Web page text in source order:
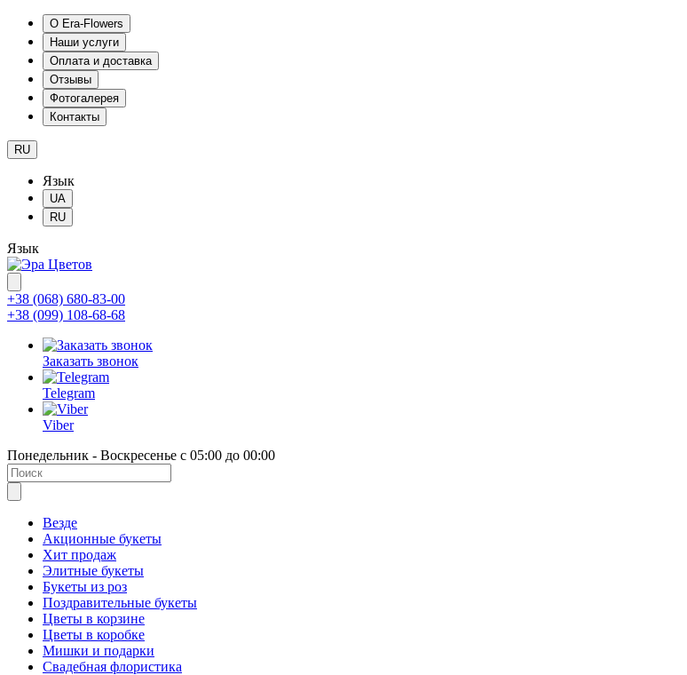
О Era-Flowers
Наши услуги
Оплата и доставка
Отзывы
Фотогалерея
Контакты
RU
Язык
UA
RU
Язык
+38 (068) 680-83-00
+38 (099) 108-68-68
Заказать звонок
Telegram
Viber
Понедельник - Воскресенье с 05:00 до 00:00
Везде
Акционные букеты
Хит продаж
Элитные букеты
Букеты из роз
Поздравительные букеты
Цветы в корзине
Цветы в коробке
Мишки и подарки
Свадебная флористика